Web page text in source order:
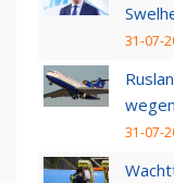
31-07-
31-07-